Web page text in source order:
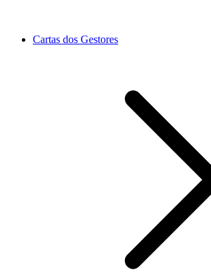
Cartas dos Gestores